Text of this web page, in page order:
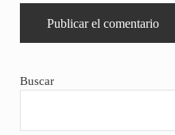
Sidebar
Buscar